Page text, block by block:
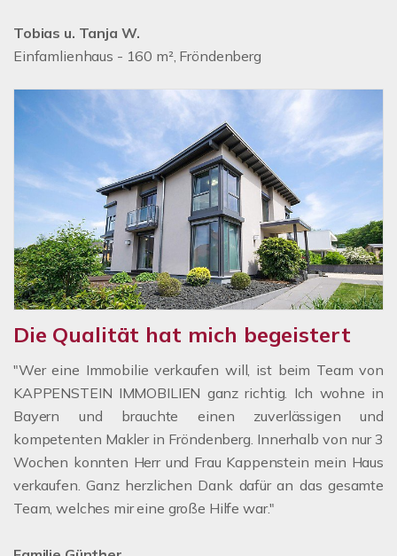
Tobias u. Tanja W.
Einfamlienhaus - 160 m², Fröndenberg
Die Qualität hat mich begeistert
"Wer eine Immobilie verkaufen will, ist beim Team von
KAPPENSTEIN IMMOBILIEN ganz richtig. Ich wohne in
Bayern und brauchte einen zuverlässigen und
kompetenten Makler in Fröndenberg. Innerhalb von nur 3
Wochen konnten Herr und Frau Kappenstein mein Haus
verkaufen. Ganz herzlichen Dank dafür an das gesamte
Team, welches mir eine große Hilfe war."